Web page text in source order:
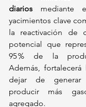
diarios mediante
yacimientos clave
la reactivación de
potencial que
95 % de la
Además,
dejar de generar
producir más
agregado.